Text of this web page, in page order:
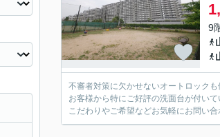
9
不審者対策に欠かせないオートロック
お客様から特にご好評の洗面台が付い
こだわりやご希望などお気軽にお問い合